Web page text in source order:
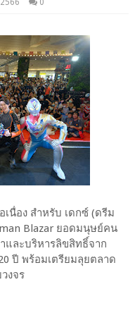
0
นื่อง สำหรับ เดกซ์ (ดรีม
Blazar ยอดมนุษย์คน
และบริหารลิขสิทธิ์จาก
ปี พร้อมเตรียมลุยตลาด
งจร